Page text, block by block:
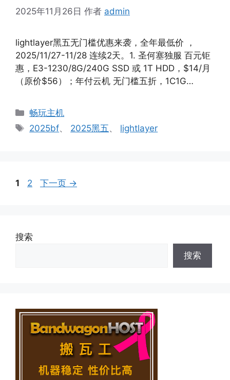
2025年11月26日 作者 admin
lightlayer黑五无门槛优惠来袭，全年最低价 ，
2025/11/27-11/28 连续2天。1. 圣何塞独服 百元钜
惠，E3-1230/8G/240G SSD 或 1T HDD，$14/月
（原价$56）；年付云机 无门槛五折，1C1G…
分
类
畅玩主机
标
2025bf、 2025黑五、 lightlayer
页
1
页
2 下一页 →
搜索
搜索